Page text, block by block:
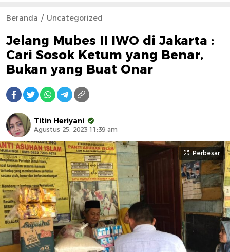
Beranda Uncategorized
Jelang Mubes II IWO di Jakarta :
Cari Sosok Ketum yang Benar,
Bukan yang Buat Onar
Titin Heriyani
Agustus 25, 2023 11:39 am
Perbesar